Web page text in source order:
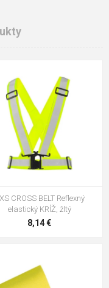
CROSS BELT Reflexný
elastický KRÍŽ, žltý
8,14 €